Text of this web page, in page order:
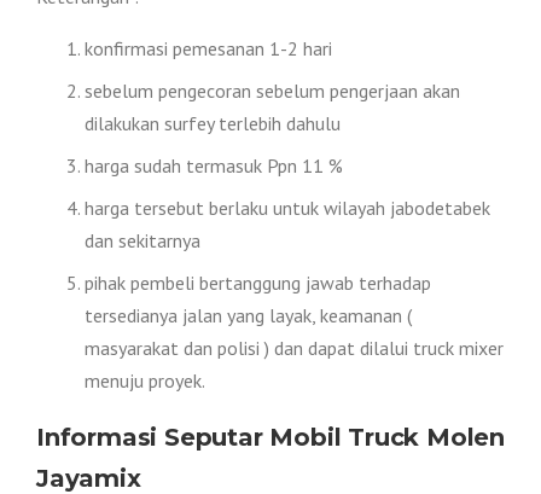
konfirmasi pemesanan 1-2 hari
sebelum pengecoran sebelum pengerjaan akan
dilakukan surfey terlebih dahulu
harga sudah termasuk Ppn 11 %
harga tersebut berlaku untuk wilayah jabodetabek
dan sekitarnya
pihak pembeli bertanggung jawab terhadap
tersedianya jalan yang layak, keamanan (
masyarakat dan polisi ) dan dapat dilalui truck mixer
menuju proyek.
Informasi Seputar Mobil Truck Molen
Jayamix